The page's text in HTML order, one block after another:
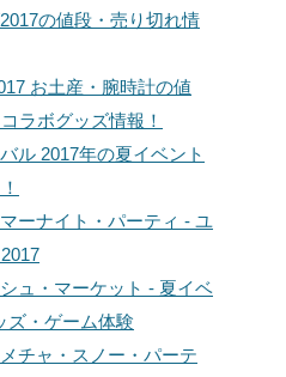
の値段・売り切れ情
お土産・腕時計の値
ラボグッズ情報！
ル 2017年の夏イベント
ーナイト・パーティ - ユ
ュ・マーケット - 夏イベ
ズ・ゲーム体験
チャ・スノー・パーテ